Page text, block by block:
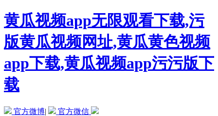
黄瓜视频app无限观看下载,污
版黄瓜视频网址,黄瓜黄色视频
app下载,黄瓜视频app污污版下
载
官方微博| 官方微信